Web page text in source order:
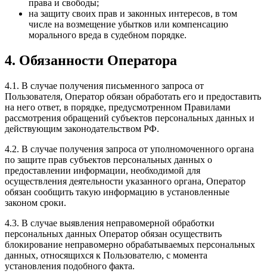
права и свободы;
на защиту своих прав и законных интересов, в том
числе на возмещение убытков или компенсацию
морального вреда в судебном порядке.
4. Обязанности Оператора
4.1. В случае получения письменного запроса от
Пользователя, Оператор обязан обработать его и предоставить
на него ответ, в порядке, предусмотренном Правилами
рассмотрения обращений субъектов персональных данных и
действующим законодательством РФ.
4.2. В случае получения запроса от уполномоченного органа
по защите прав субъектов персональных данных о
предоставлении информации, необходимой для
осуществления деятельности указанного органа, Оператор
обязан сообщить такую информацию в установленные
законом сроки.
4.3. В случае выявления неправомерной обработки
персональных данных Оператор обязан осуществить
блокирование неправомерно обрабатываемых персональных
данных, относящихся к Пользователю, с момента
установления подобного факта.